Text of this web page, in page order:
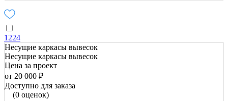
1224
Несущие каркасы вывесок
Несущие каркасы вывесок
Цена за проект
от 20 000 ₽
Доступно для заказа
(0 оценок)